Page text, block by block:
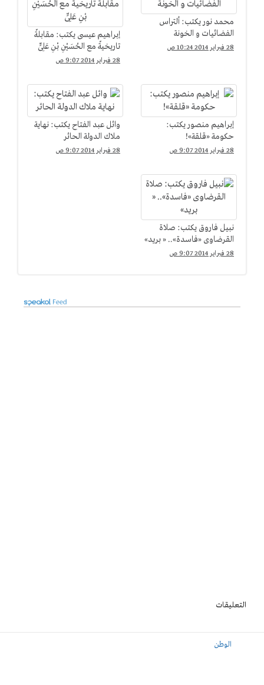
محمد نور يكتب: ألتراس
الفضائيات و الخونة
28 فبراير 2014 10:24 ص
إبراهيم عيسى يكتب: مقابلةٌ
تاريخيةٌ مع الحُسَيْنِ بْنِ عَلِىٍّ
28 فبراير 2014 9:07 ص
إبراهيم منصور يكتب:
حكومة «قلقة»!
28 فبراير 2014 9:07 ص
وائل عبد الفتاح يكتب: نهاية
ملاك الدولة الحائر
28 فبراير 2014 9:07 ص
نبيل فاروق يكتب: صلاة
القرضاوى «فاسدة».. « بريد»
28 فبراير 2014 9:07 ص
التعليقات
الوطن